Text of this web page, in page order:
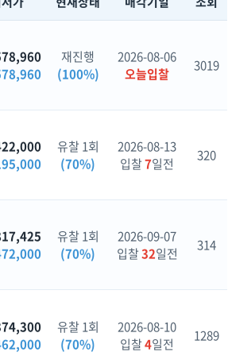
재진행
(100%)
2026-08-06
오늘입찰
3019
유찰 1회
(70%)
2026-08-13
입찰7일전 320
유찰 1회
(70%)
2026-09-07
입찰32일전 314
유찰 1회
(70%)
2026-08-10
입찰4일전 1289